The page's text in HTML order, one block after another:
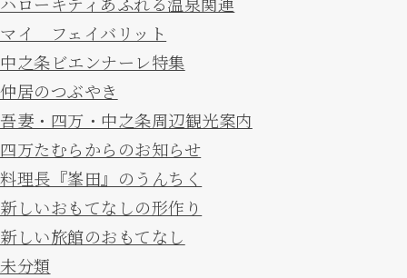
マイ フェイバリット
中之条ビエンナーレ特集
仲居のつぶやき
吾妻・四万・中之条周辺観光案内
四万たむらからのお知らせ
料理長『峯田』のうんちく
新しいおもてなしの形作り
新しい旅館のおもてなし
未分類